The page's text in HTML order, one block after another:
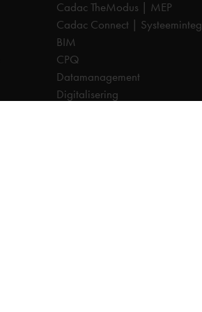
Cadac TheModus | MEP
Cadac Connect |
BIM
CPQ
Datamanagement
Digitalisering